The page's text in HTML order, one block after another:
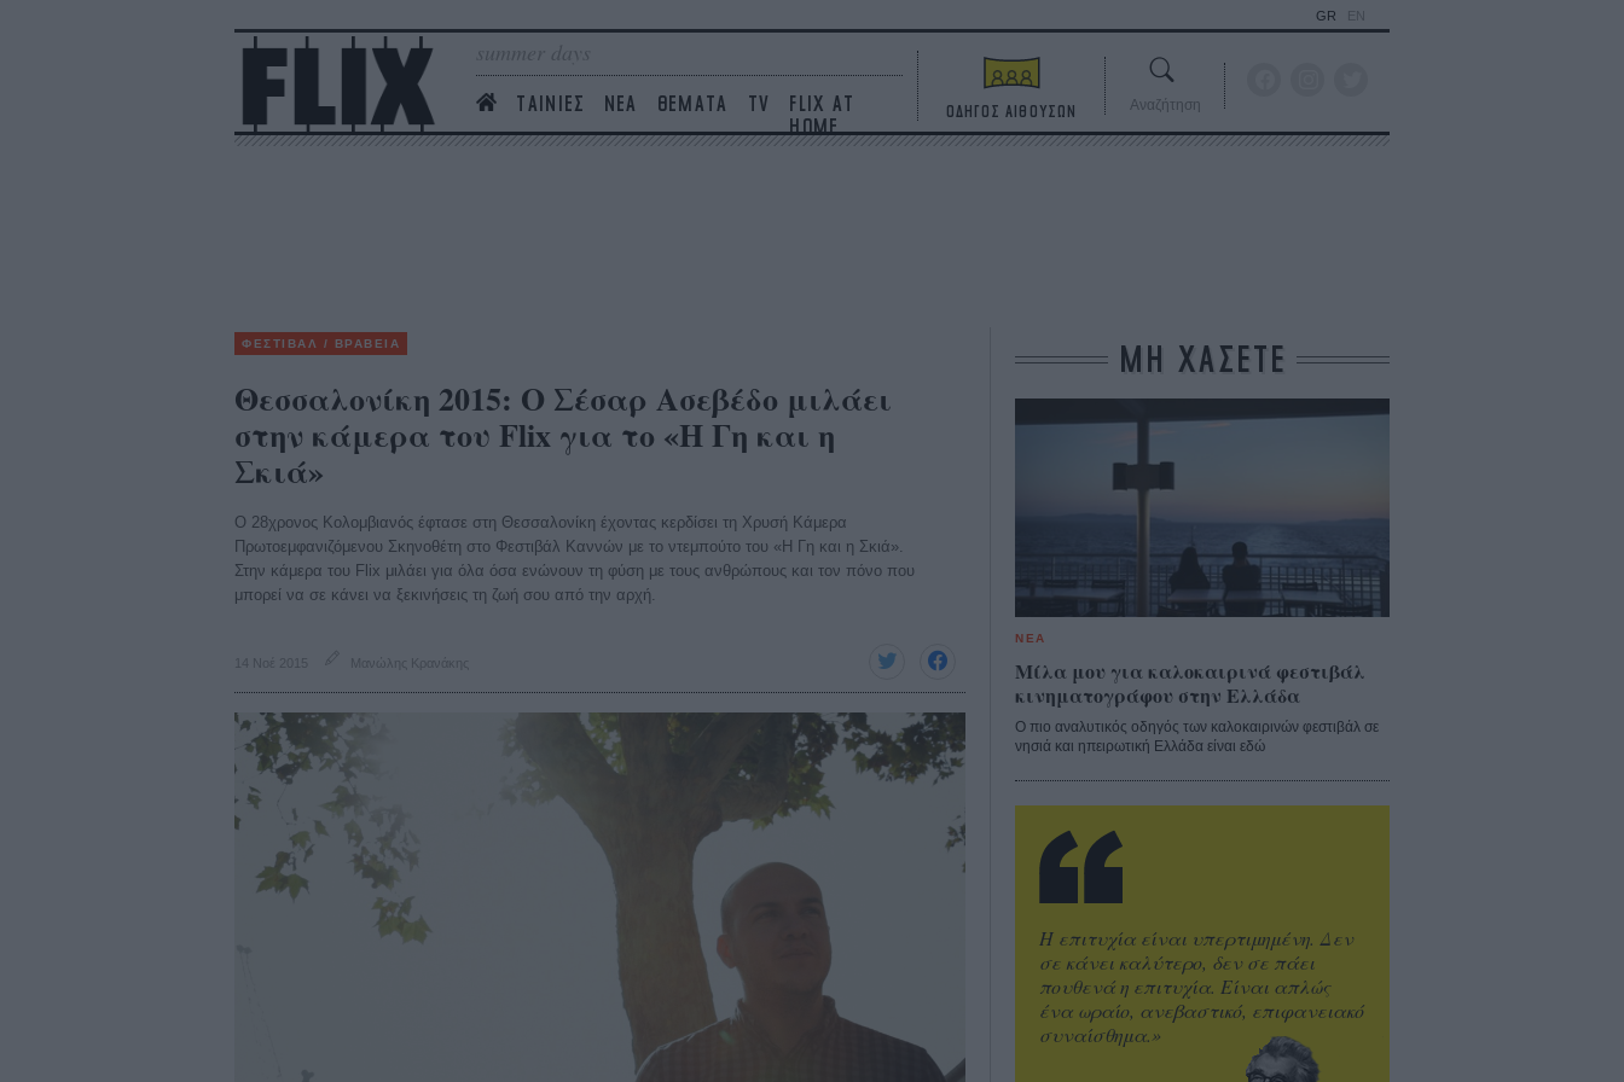
summer days
ΤΑΙΝΙΕΣ ΝΕΑ ΘΕΜΑΤΑ TV
FLIX AT
HOME
GR EN
ΟΔΗΓΟΣ ΑΙΘΟΥΣΩΝ Αναζήτηση
ΦΕΣΤΙΒΑΛ / ΒΡΑΒΕΙΑ
Θεσσαλονίκη 2015: Ο Σέσαρ Ασεβέδο μιλάει
στην κάμερα του Flix για το «Η Γη και η
Σκιά»
Ο 28χρονος Κολομβιανός έφτασε στη Θεσσαλονίκη έχοντας κερδίσει τη Χρυσή Κάμερα
Πρωτοεμφανιζόμενου Σκηνοθέτη στο Φεστιβάλ Καννών με το ντεμπούτο του «Η Γη και η Σκιά».
Στην κάμερα του Flix μιλάει για όλα όσα ενώνουν τη φύση με τους ανθρώπους και τον πόνο που
μπορεί να σε κάνει να ξεκινήσεις τη ζωή σου από την αρχή.
14 Νοέ 2015 Μανώλης Κρανάκης
ΜΗ ΧΑΣΕΤΕ
ΝΕΑ
Μίλα μου για καλοκαιρινά φεστιβάλ
κινηματογράφου στην Ελλάδα
Ο πιο αναλυτικός οδηγός των καλοκαιρινών φεστιβάλ σε
νησιά και ηπειρωτική Ελλάδα είναι εδώ
Η επιτυχία είναι υπερτιμημένη. Δεν
σε κάνει καλύτερο, δεν σε πάει
πουθενά η επιτυχία. Είναι απλώς
ένα ωραίο, ανεβαστικό, επιφανειακό
συναίσθημα.»